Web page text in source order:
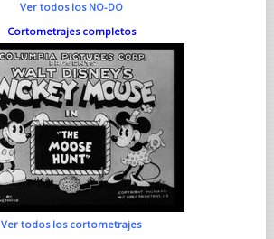
Ver todos los NO-DO
Cortometrajes completos
Ver todos los cortometrajes